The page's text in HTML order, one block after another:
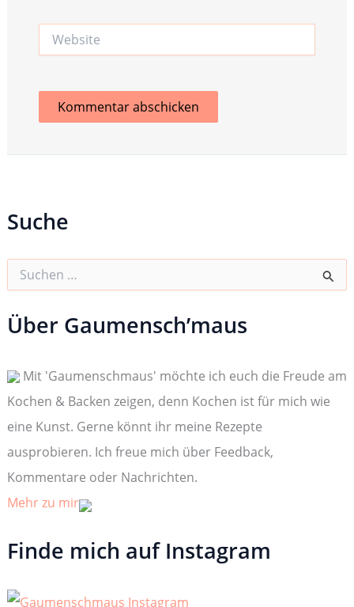
Website
Suche
h
e
a
h
:
Über Gaumensch’maus
Mit 'Gaumenschmaus' möchte ich euch die Freude am
Kochen & Backen zeigen, denn Kochen ist für mich wie
eine Kunst. Gerne könnt ihr meine Rezepte
ausprobieren. Ich freue mich über Feedback,
Kommentare oder Nachrichten.
Mehr zu mir
Finde mich auf Instagram